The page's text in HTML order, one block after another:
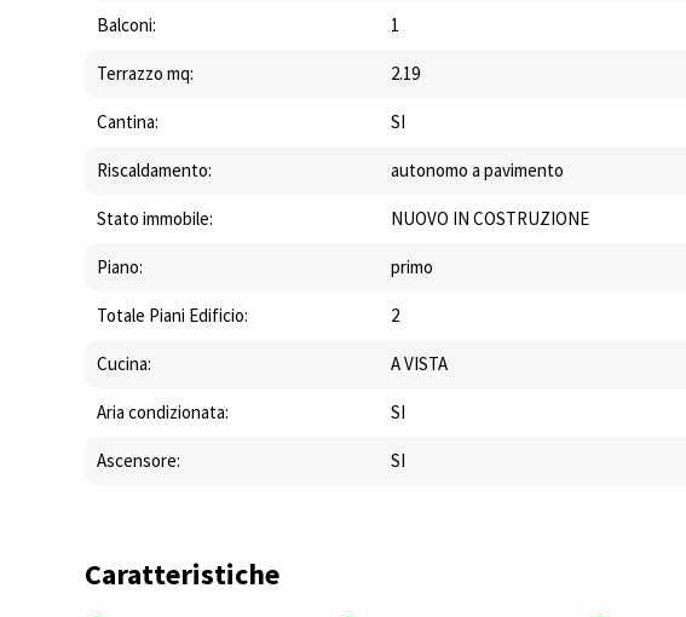
Balconi: 1
Terrazzo mq: 2.19
Cantina: SI
Riscaldamento: autonomo a pavimento
Stato immobile: NUOVO IN COSTRUZIONE
Piano: primo
Totale Piani Edificio: 2
Cucina: A VISTA
Aria condizionata: SI
Ascensore: SI
Caratteristiche